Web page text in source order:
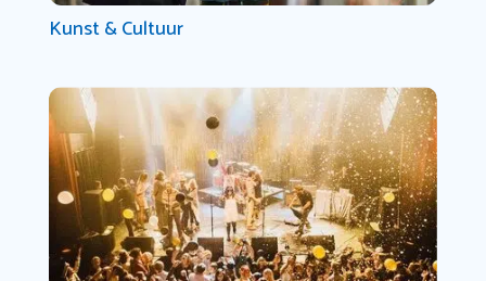
Kunst & Cultuur